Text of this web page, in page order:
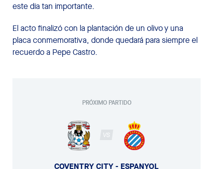
este día tan importante.
El acto finalizó con la plantación de un olivo y una
placa conmemorativa, donde quedará para siempre el
recuerdo a Pepe Castro.
PRÓXIMO PARTIDO
VS
COVENTRY CITY - ESPANYOL